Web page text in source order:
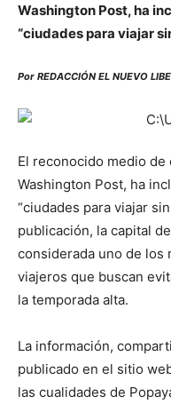
Washington Post, ha
“ciudades para viajar
Por REDACCIÓN EL NUEVO
El reconocido medio
Washington Post, ha
“ciudades para viajar
publicación, la capital
considerada uno de los
viajeros que buscan
la temporada alta.
La información,
publicado en el sitio
las cualidades de